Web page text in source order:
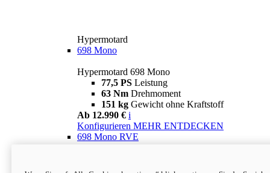
Hypermotard
698 Mono
Hypermotard 698 Mono
77,5 PS Leistung
63 Nm Drehmoment
151 kg Gewicht ohne Kraftstoff
Ab 12.990 € i
Konfigurieren MEHR ENTDECKEN
698 Mono RVE
77,5 PS
Leistung